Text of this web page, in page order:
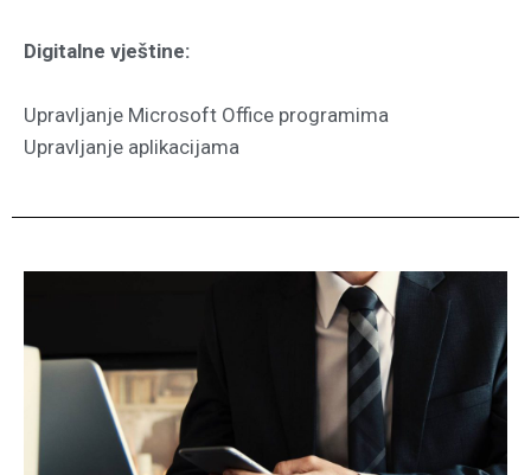
Digitalne vještine:
Upravljanje Microsoft Office programima
Upravljanje aplikacijama